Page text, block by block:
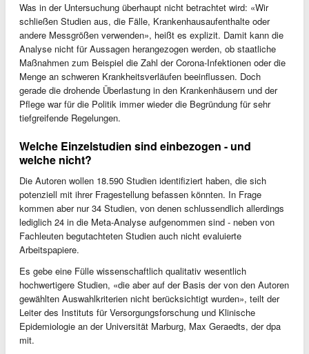
Was in der Untersuchung überhaupt nicht betrachtet wird: «Wir
schließen Studien aus, die Fälle, Krankenhausaufenthalte oder
andere Messgrößen verwenden», heißt es explizit. Damit kann die
Analyse nicht für Aussagen herangezogen werden, ob staatliche
Maßnahmen zum Beispiel die Zahl der Corona-Infektionen oder die
Menge an schweren Krankheitsverläufen beeinflussen. Doch
gerade die drohende Überlastung in den Krankenhäusern und der
Pflege war für die Politik immer wieder die Begründung für sehr
tiefgreifende Regelungen.
Welche Einzelstudien sind einbezogen - und
welche nicht?
Die Autoren wollen 18.590 Studien identifiziert haben, die sich
potenziell mit ihrer Fragestellung befassen könnten. In Frage
kommen aber nur 34 Studien, von denen schlussendlich allerdings
lediglich 24 in die Meta-Analyse aufgenommen sind - neben von
Fachleuten begutachteten Studien auch nicht evaluierte
Arbeitspapiere.
Es gebe eine Fülle wissenschaftlich qualitativ wesentlich
hochwertigere Studien, «die aber auf der Basis der von den Autoren
gewählten Auswahlkriterien nicht berücksichtigt wurden», teilt der
Leiter des Instituts für Versorgungsforschung und Klinische
Epidemiologie an der Universität Marburg, Max Geraedts, der dpa
mit.